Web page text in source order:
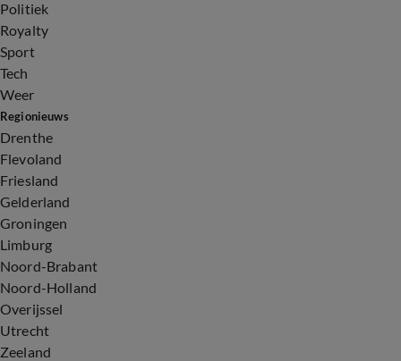
Politiek
Royalty
Sport
Tech
Weer
Regionieuws
Drenthe
Flevoland
Friesland
Gelderland
Groningen
Limburg
Noord-Brabant
Noord-Holland
Overijssel
Utrecht
Zeeland